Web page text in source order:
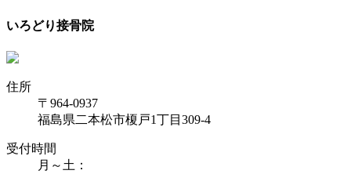
いろどり接骨院
住所
〒964-0937
福島県二本松市榎戸1丁目309-4
受付時間
月～土：